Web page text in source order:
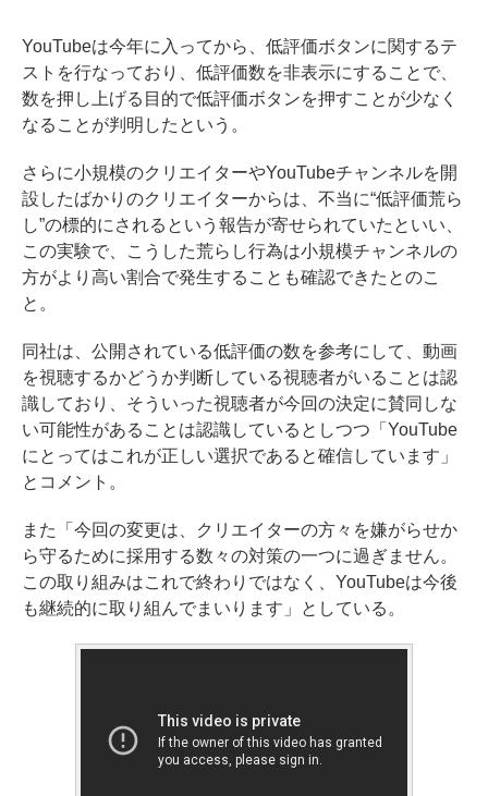
YouTubeは今年に入ってから、低評価ボタンに関するテ
ストを行なっており、低評価数を非表示にすることで、
数を押し上げる目的で低評価ボタンを押すことが少なく
なることが判明したという。
さらに小規模のクリエイターやYouTubeチャンネルを開
設したばかりのクリエイターからは、不当に“低評価荒ら
し”の標的にされるという報告が寄せられていたといい、
この実験で、こうした荒らし行為は小規模チャンネルの
方がより高い割合で発生することも確認できたとのこ
と。
同社は、公開されている低評価の数を参考にして、動画
を視聴するかどうか判断している視聴者がいることは認
識しており、そういった視聴者が今回の決定に賛同しな
い可能性があることは認識しているとしつつ「YouTube
にとってはこれが正しい選択であると確信しています」
とコメント。
また「今回の変更は、クリエイターの方々を嫌がらせか
ら守るために採用する数々の対策の一つに過ぎません。
この取り組みはこれで終わりではなく、YouTubeは今後
も継続的に取り組んでまいります」としている。